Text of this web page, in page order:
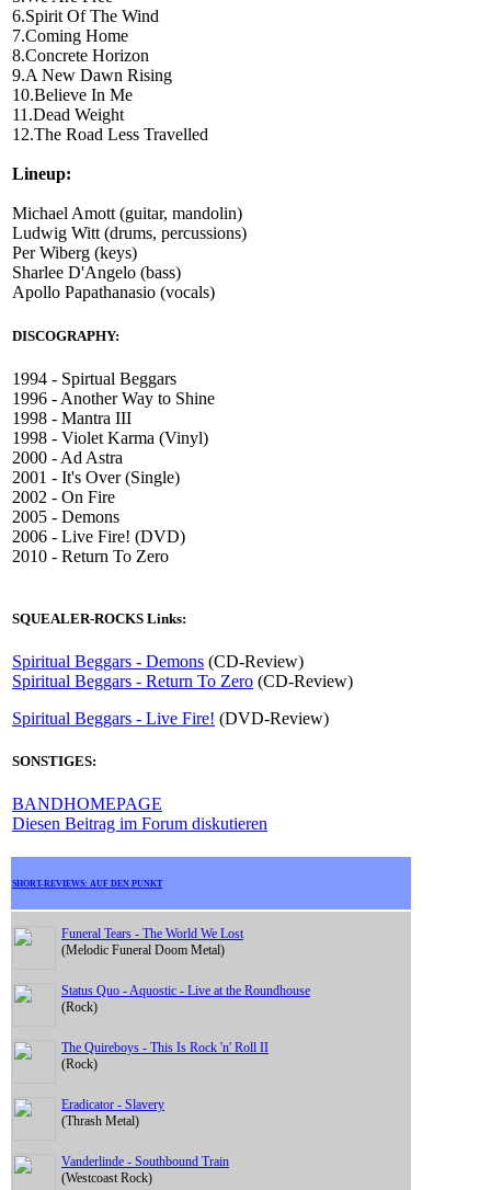
6.Spirit Of The Wind
7.Coming Home
8.Concrete Horizon
9.A New Dawn Rising
10.Believe In Me
11.Dead Weight
12.The Road Less Travelled
Lineup:
Michael Amott (guitar, mandolin)
Ludwig Witt (drums, percussions)
Per Wiberg (keys)
Sharlee D'Angelo (bass)
Apollo Papathanasio (vocals)
DISCOGRAPHY:
1994 - Spirtual Beggars
1996 - Another Way to Shine
1998 - Mantra III
1998 - Violet Karma (Vinyl)
2000 - Ad Astra
2001 - It's Over (Single)
2002 - On Fire
2005 - Demons
2006 - Live Fire! (DVD)
2010 - Return To Zero
SQUEALER-ROCKS Links:
Spiritual Beggars - Demons (CD-Review)
Spiritual Beggars - Return To Zero (CD-Review)
Spiritual Beggars - Live Fire! (DVD-Review)
SONSTIGES:
BANDHOMEPAGE
Diesen Beitrag im Forum diskutieren
SHORT-REVIEWS: AUF DEN PUNKT
Funeral Tears - The World We Lost
(Melodic Funeral Doom Metal)
Status Quo - Aquostic - Live at the Roundhouse
(Rock)
The Quireboys - This Is Rock 'n' Roll II
(Rock)
Eradicator - Slavery
(Thrash Metal)
Vanderlinde - Southbound Train
(Westcoast Rock)